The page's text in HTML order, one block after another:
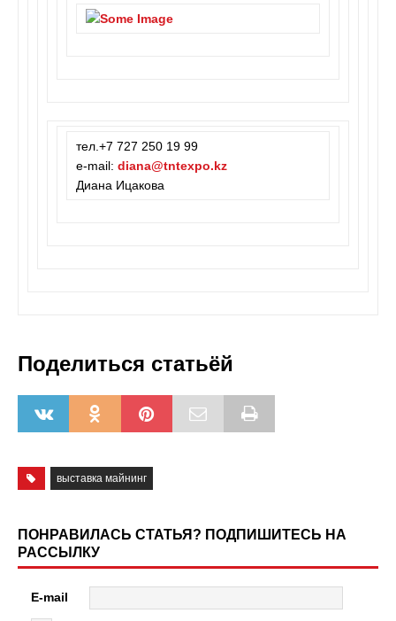
тел.+7 727 250 19 99
e-mail: diana@tntexpo.kz
Диана Ицакова
Поделиться статьёй
выставка майнинг
ПОНРАВИЛАСЬ СТАТЬЯ? ПОДПИШИТЕСЬ НА
РАССЫЛКУ
E-mail